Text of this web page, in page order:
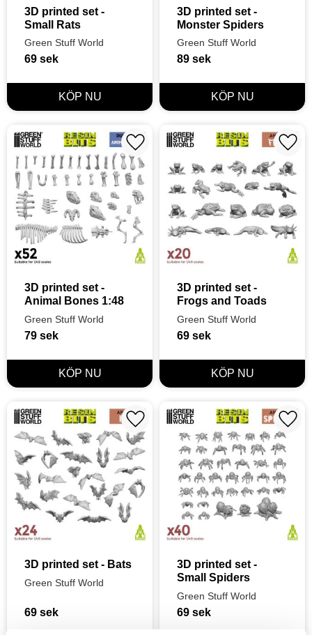
3D printed set -
Small Rats
Green Stuff World
69 sek
3D printed set -
Monster Spiders
Green Stuff World
89 sek
3D printed set -
Animal Bones 1:48
Green Stuff World
79 sek
Lägg till i favoriter
3D printed set -
Frogs and Toads
Green Stuff World
69 sek
3D printed set - Bats
Green Stuff World
69 sek
Lägg till i favoriter
3D printed set -
Small Spiders
Green Stuff World
69 sek